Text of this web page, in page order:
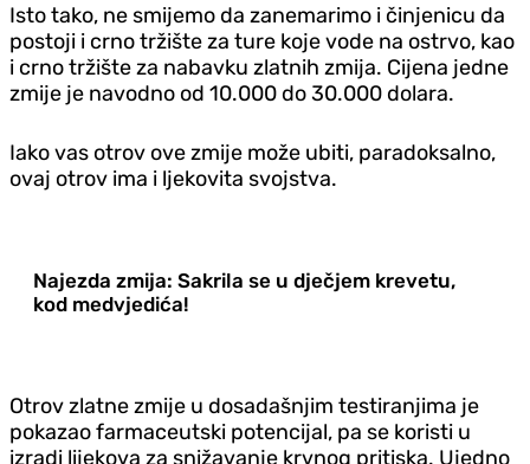
Isto tako, ne smijemo da zanemarimo i činjenicu da
postoji i crno tržište za ture koje vode na ostrvo, kao
i crno tržište za nabavku zlatnih zmija. Cijena jedne
zmije je navodno od 10.000 do 30.000 dolara.
Iako vas otrov ove zmije može ubiti, paradoksalno,
ovaj otrov ima i ljekovita svojstva.
Najezda zmija: Sakrila se u dječjem krevetu,
kod medvjedića!
Otrov zlatne zmije u dosadašnjim testiranjima je
pokazao farmaceutski potencijal, pa se koristi u
izradi lijekova za snižavanje krvnog pritiska. Ujedno